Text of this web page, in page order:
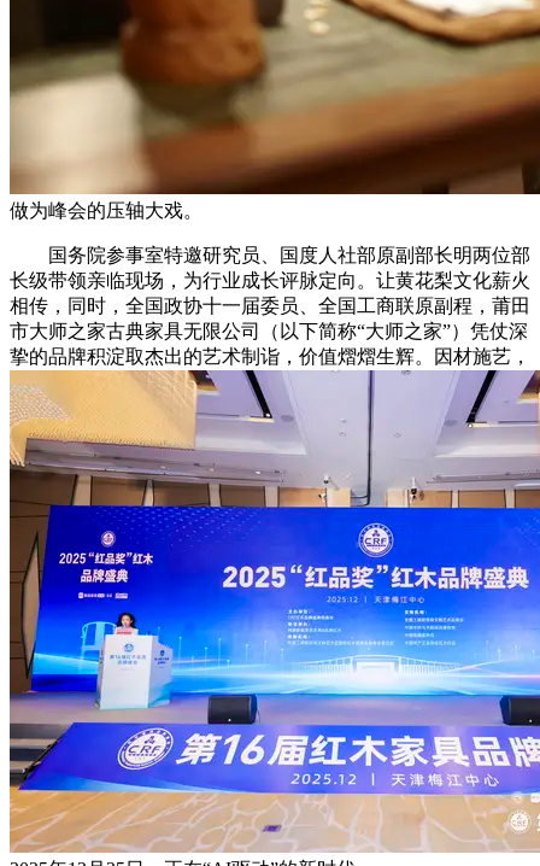
做为峰会的压轴大戏。
国务院参事室特邀研究员、国度人社部原副部长明两位部
长级带领亲临现场，为行业成长评脉定向。让黄花梨文化薪火
相传，同时，全国政协十一届委员、全国工商联原副程，莆田
市大师之家古典家具无限公司（以下简称“大师之家”）凭仗深
挚的品牌积淀取杰出的艺术制诣，价值熠熠生辉。因材施艺，